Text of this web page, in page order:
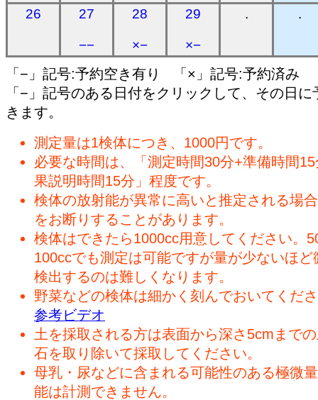
26
27
−−
28
×−
29
×−
. .
「−」記号:予約空き有り 「×」記号:予約済み
「−」記号のある日付をクリックして、その日に
きます。
測定量は1検体につき、1000円です。
必要な時間は、「測定時間30分+準備時間
果説明時間15分」程度です。
検体の放射能が異常に高いと推定される場
をお断りすることがあります。
検体はできたら1000cc用意してください。
100ccでも測定は可能ですが量が少ないほど
検出するのは難しくなります。
野菜などの検体は細かく刻んでおいてくだ
参考ビデオ
土を採取される方は表面から深さ5cmまで
石を取り除いて採取してください。
母乳・尿などに含まれる可能性のある極微
能は計測できません。